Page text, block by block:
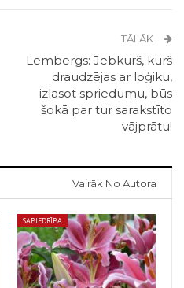
TĀLĀK
Lembergs: Jebkurš, kurš
draudzējas ar loģiku,
izlasot spriedumu, būs
šokā par tur sarakstīto
vājprātu!
Vairāk No Autora
SABIEDRĪBA